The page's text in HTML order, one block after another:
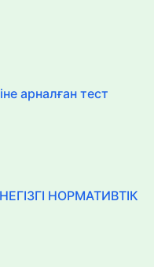
арналған тест
НОРМАТИВТІК